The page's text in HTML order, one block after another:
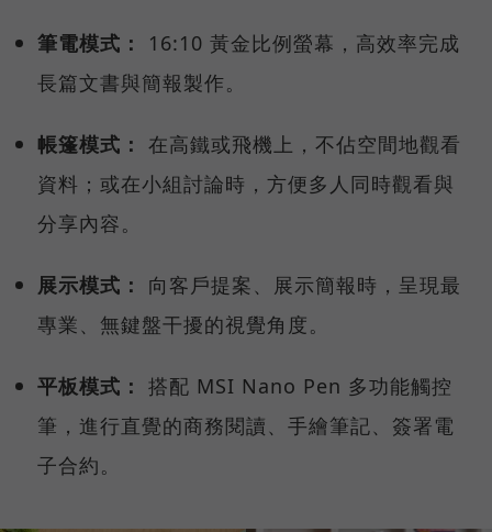
筆電模式：
16:10 黃金比例螢幕，高效率完成
長篇文書與簡報製作。
帳篷模式： 在高鐵或飛機上，不佔空間地觀看
資料；或在小組討論時，方便多人同時觀看與
分享內容。
展示模式：
向客戶提案、展示簡報時，呈現最
專業、無鍵盤干擾的視覺角度。
平板模式： 搭配 MSI Nano Pen 多功能觸控
筆，進行直覺的商務閱讀、手繪筆記、簽署電
子合約。